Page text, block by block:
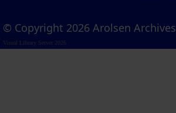
© Copyright 2026 Arolsen Archives
Visual Library Server 2026